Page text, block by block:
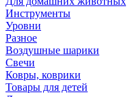
Инструменты
Уровни
Разное
Воздушные шарики
Свечи
Ковры, коврики
Товары для детей